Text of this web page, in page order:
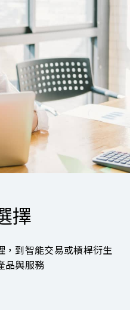
擇
，到智能交易或槓桿衍生
品與服務